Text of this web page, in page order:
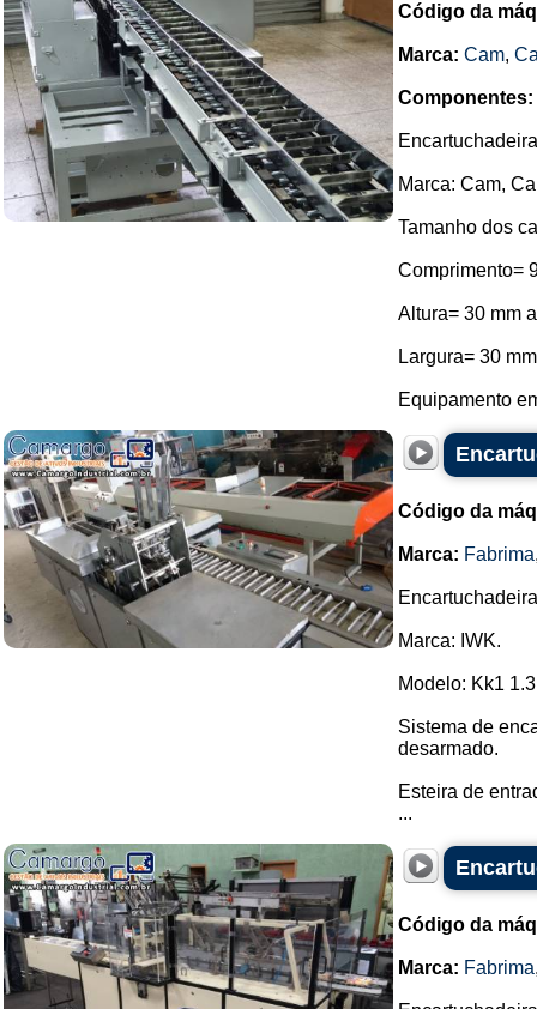
Código da
Marca: Cam,
Componentes:
Marca: Cam,
Tamanho dos
Comprimento=
Altura= 30 mm
Largura= 30
Equipamento
Código da
Marca: Fabrima
Marca: IWK.
Modelo: Kk1
Sistema de
desarmado.
Esteira de
...
Código da
Marca: Fabrima